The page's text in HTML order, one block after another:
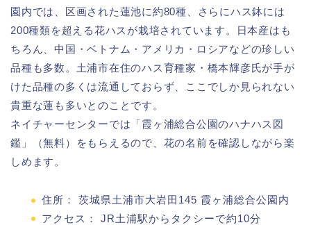
園内では、区画された蓮池に約80種、さらにハス鉢には
200種類を超える花ハスが栽培されています。日本産はも
ちろん、中国・ベトナム・アメリカ・ロシアなどの珍しい
品種も多数。土浦市在住のハス育種家・橋本輝彦氏が手が
けた品種の多くは流通しておらず、ここでしか見られない
貴重な蓮も多いとのことです。
ネイチャーセンターでは「霞ヶ浦総合公園のハナハス図
鑑」（無料）をもらえるので、花の名前を確認しながら楽
しめます。
住所： 茨城県土浦市大岩田145 霞ヶ浦総合公園内
アクセス： JR土浦駅からタクシーで約10分